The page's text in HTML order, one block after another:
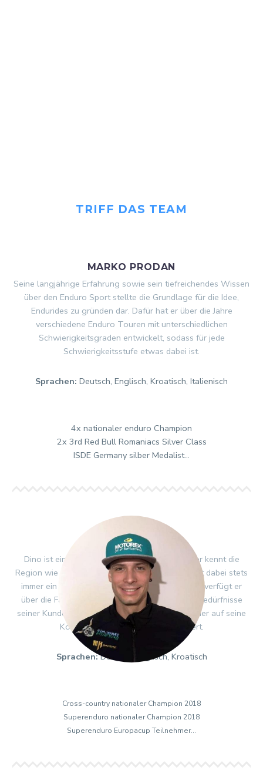
TRIFF DAS TEAM
MARKO PRODAN
Seine langjährige Erfahrung sowie sein tiefreichendes Wissen
über den Enduro Sport stellte die Grundlage für die Idee,
Endurides zu gründen dar. Dafür hat er über die Jahre
verschiedene Enduro Touren mit unterschiedlichen
Schwierigkeitsgraden entwickelt, sodass für jede
Schwierigkeitsstufe etwas dabei ist.
Sprachen: Deutsch, Englisch, Kroatisch, Italienisch
4x nationaler enduro Champion
2x 3rd Red Bull Romaniacs Silver Class
ISDE Germany silber Medalist…
DINO SAMARŽIJA
Dino ist ein gut ausgebildeter Enduro-Guide, er kennt die
Region wie seine eigene Westentasche und trägt dabei stets
immer ein Lächeln auf den Lippen. Insbesondere verfügt er
über die Fähigkeit jede Tour individuell auf die Bedürfnisse
seiner Kunden zuzuschneiden. Mit ihm kommt jeder auf seine
Kosten und niemand wird überfordert.
Sprachen:Deutsch, Englisch, Kroatisch
Cross-country nationaler Champion 2018
Superenduro nationaler Champion 2018
Superenduro Europacup Teilnehmer…